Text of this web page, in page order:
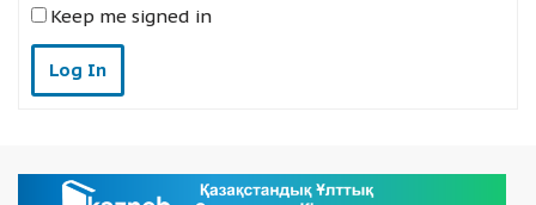
Keep me signed in
Log In